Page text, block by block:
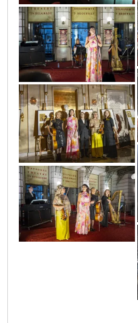
sif_1200
sif_1338
sif_1288